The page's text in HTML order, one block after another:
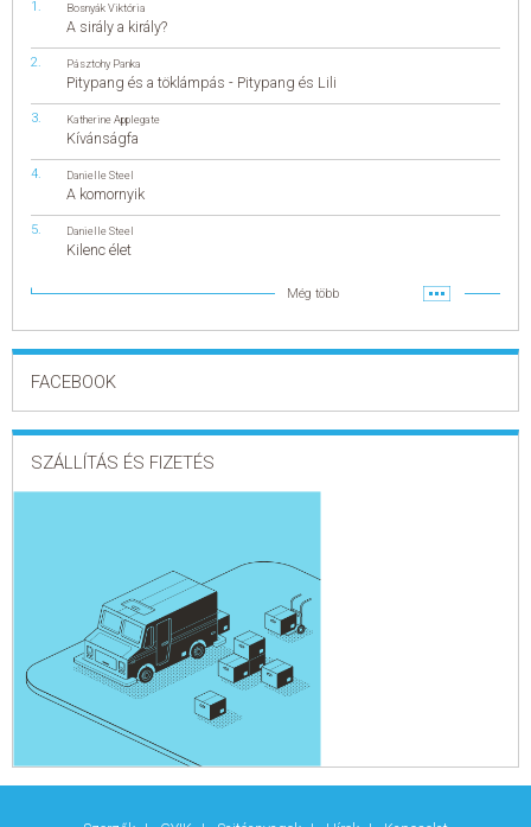
Bosnyák Viktória
A sirály a király?
Pásztohy Panka
Pitypang és a töklámpás - Pitypang és Lili
Katherine Applegate
Kívánságfa
Danielle Steel
A komornyik
Danielle Steel
Kilenc élet
Még több
FACEBOOK
SZÁLLÍTÁS ÉS FIZETÉS